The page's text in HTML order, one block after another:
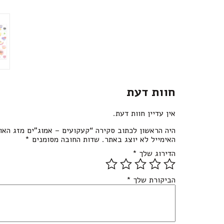
חוות דעת
אין עדיין חוות דעת.
היה הראשון לכתוב סקירה “קעקועים – אמוג”ים מזג
האימייל לא יוצג באתר. שדות החובה מסומנים *
הדירוג שלך *
הביקורת שלך *